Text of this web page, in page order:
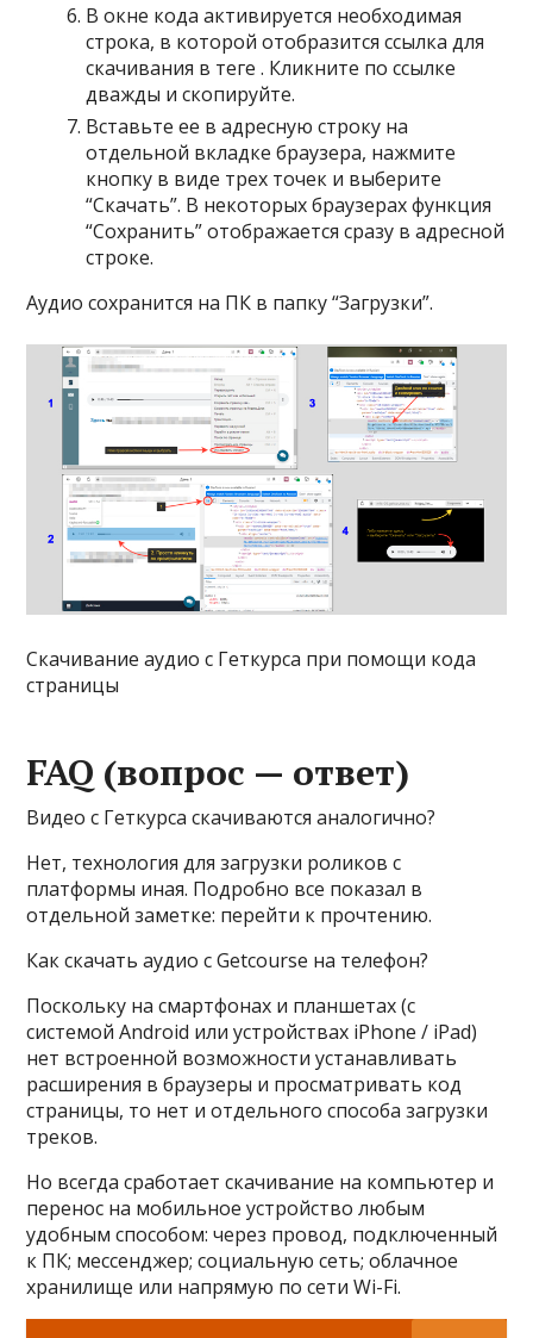
В окне кода активируется необходимая
строка, в которой отобразится ссылка для
скачивания в теге . Кликните по ссылке
дважды и скопируйте.
Вставьте ее в адресную строку на
отдельной вкладке браузера, нажмите
кнопку в виде трех точек и выберите
“Скачать”. В некоторых браузерах функция
“Сохранить” отображается сразу в адресной
строке.
Аудио сохранится на ПК в папку “Загрузки”.
Скачивание аудио с Геткурса при помощи кода
страницы
FAQ (вопрос — ответ)
Видео с Геткурса скачиваются аналогично?
Нет, технология для загрузки роликов с
платформы иная. Подробно все показал в
отдельной заметке: перейти к прочтению.
Как скачать аудио с Getcourse на телефон?
Поскольку на смартфонах и планшетах (c
системой Android или устройствах iPhone / iPad)
нет встроенной возможности устанавливать
расширения в браузеры и просматривать код
страницы, то нет и отдельного способа загрузки
треков.
Но всегда сработает скачивание на компьютер и
перенос на мобильное устройство любым
удобным способом: через провод, подключенный
к ПК; мессенджер; социальную сеть; облачное
хранилище или напрямую по сети Wi-Fi.